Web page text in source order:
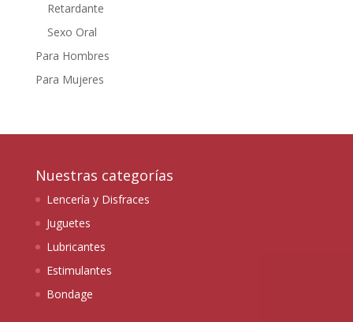
Retardante
Sexo Oral
Para Hombres
Para Mujeres
Nuestras categorías
Lencería y Disfraces
Juguetes
Lubricantes
Estimulantes
Bondage